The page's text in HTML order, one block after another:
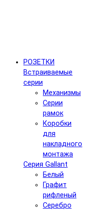
РОЗЕТКИ
Встраиваемые
серии
Механизмы
Серии
рамок
Коробки
для
накладного
монтажа
Серия Gallant
Белый
Графит
рифленый
Серебро